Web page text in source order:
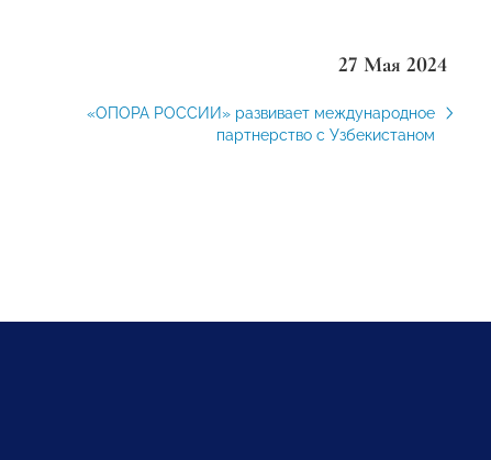
27 Мая 2024
«ОПОРА РОССИИ» развивает международное
партнерство с Узбекистаном